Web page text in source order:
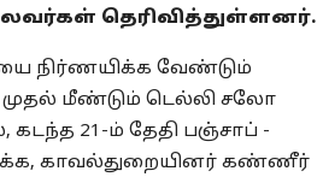
தெரிவித்துள்ளனர்.
நிர்ணயிக்க வேண்டும்
முதல் மீண்டும் டெல்லி சலோ
கடந்த 21-ம் தேதி பஞ்சாப் -
காவல்துறையினர் கண்ணீர்